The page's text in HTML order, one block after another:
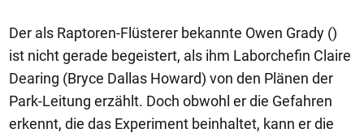
Der als Raptoren-Flüsterer bekannte Owen Grady ()
ist nicht gerade begeistert, als ihm Laborchefin Claire
Dearing (Bryce Dallas Howard) von den Plänen der
Park-Leitung erzählt. Doch obwohl er die Gefahren
erkennt, die das Experiment beinhaltet, kann er die